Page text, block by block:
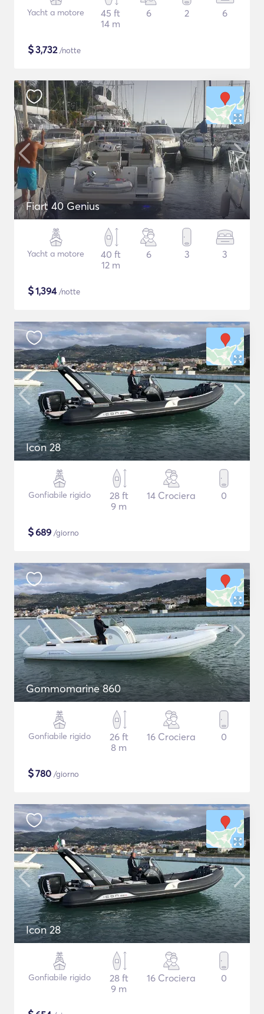
Yacht a motore
45 ft
14 m
6 2 6
$3,732/notte
Fiart 40 Genius
Yacht a motore
40 ft
12 m
6 3 3
$1,394/notte
Icon 28
Gonfiabile rigido
28 ft
9 m
14 Crociera 0
$689 /giorno
Gommomarine 860
Gonfiabile rigido
26 ft
8 m
16 Crociera 0
$780 /giorno
Icon 28
Gonfiabile rigido
28 ft
9 m
16 Crociera 0